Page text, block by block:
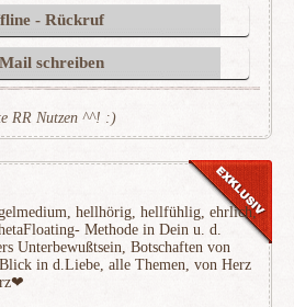
- Rückruf
schreiben
RR Nutzen ^^! :)
hellhörig, hellfühlig, ehrlich,
Methode in Dein u. d.
Unterbewußtsein, Botschaften von
in d.Liebe, alle Themen, von Herz